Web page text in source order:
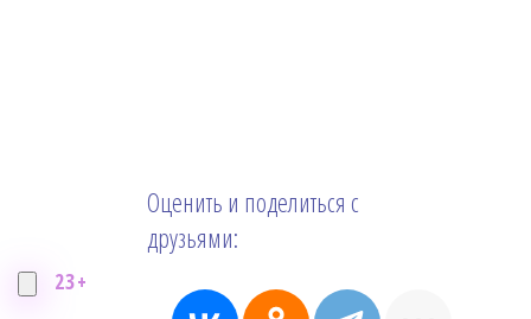
23+
Оценить и поделиться с
друзьями: